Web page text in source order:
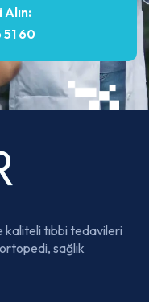
60
kaliteli tıbbi tedavileri
sağlık